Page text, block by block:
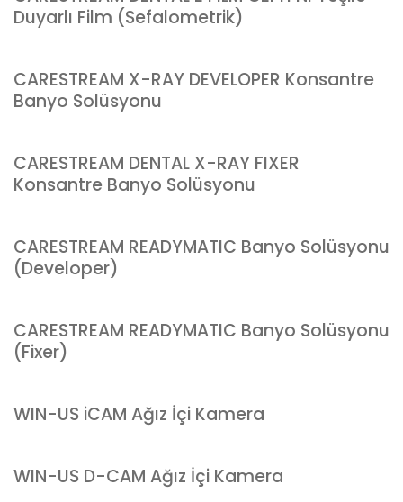
Duyarlı Film (Sefalometrik)
CARESTREAM X-RAY DEVELOPER Konsantre
Banyo Solüsyonu
CARESTREAM DENTAL X-RAY FIXER
Konsantre Banyo Solüsyonu
CARESTREAM READYMATIC Banyo Solüsyonu
(Developer)
CARESTREAM READYMATIC Banyo Solüsyonu
(Fixer)
WIN-US iCAM Ağız İçi Kamera
WIN-US D-CAM Ağız İçi Kamera